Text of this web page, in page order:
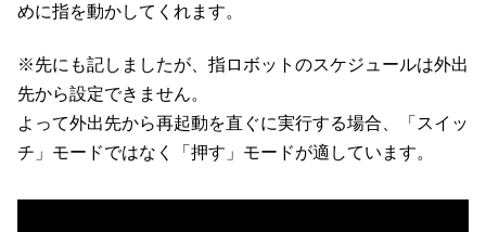
めに指を動かしてくれます。
※先にも記しましたが、指ロボットのスケジュールは外出
先から設定できません。
よって外出先から再起動を直ぐに実行する場合、「スイッ
チ」モードではなく「押す」モードが適しています。